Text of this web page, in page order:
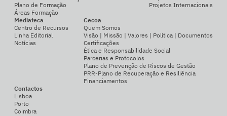
Plano de Formação
Áreas Formação
Projetos Internacionais
Mediateca
Centro de Recursos
Linha Editorial
Notícias
Cecoa
Quem Somos
Visão | Missão | Valores | Política | Documentos
Certificações
Ética e Responsabilidade Social
Parcerias e Protocolos
Plano de Prevenção de Riscos de Gestão
PRR-Plano de Recuperação e Resiliência
Financiamentos
Contactos
Lisboa
Porto
Coimbra